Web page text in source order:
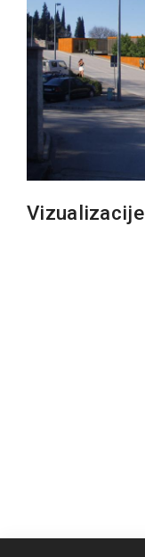
Vizualizacije